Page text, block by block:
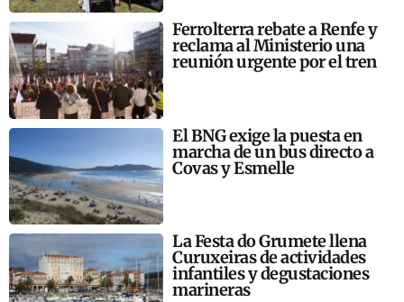
Ferrolterra rebate a Renfe y
reclama al Ministerio una
reunión urgente por el tren
El BNG exige la puesta en
marcha de un bus directo a
Covas y Esmelle
La Festa do Grumete llena
Curuxeiras de actividades
infantiles y degustaciones
marineras